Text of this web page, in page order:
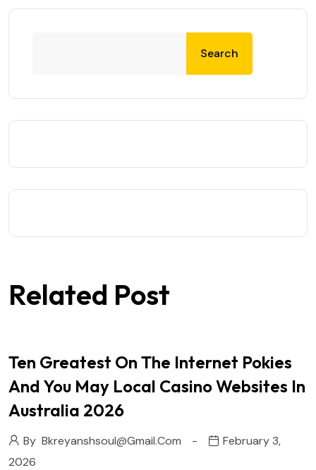
Search
Related Post
Ten Greatest On The Internet Pokies
And You May Local Casino Websites In
Australia 2026
By Bkreyanshsoul@gmail.com
February 3,
2026